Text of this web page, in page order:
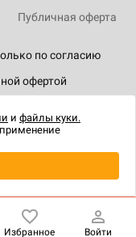
по согласию
офертой
Публичная оферта
Избранное Войти
и файлы куки.